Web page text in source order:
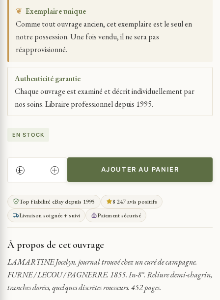
❦ Exemplaire unique
Comme tout ouvrage ancien, cet exemplaire est le seul en
notre possession. Une fois vendu, il ne sera pas
réapprovisionné.
Authenticité garantie
Chaque ouvrage est examiné et décrit individuellement par
nos soins. Libraire professionnel depuis 1995.
EN STOCK
QUANTITÉ
DE
LAMARTINE
JOCELYN
JOURNAL
CHEZ
UN
DE
CAMPAGNE
AJOUTER AU PANIER
Top fiabilité eBay depuis 1995
8 247 avis positifs
Livraison soignée + suivi
Paiement sécurisé
À propos de cet ouvrage
LAMARTINE Jocelyn. journal trouvé chez un curé de campagne.
FURNE / LECOU / PAGNERRE. 1855. In-8°. Reliure demi-chagrin,
tranches dorées, quelques discrètes rousseurs. 452 pages.